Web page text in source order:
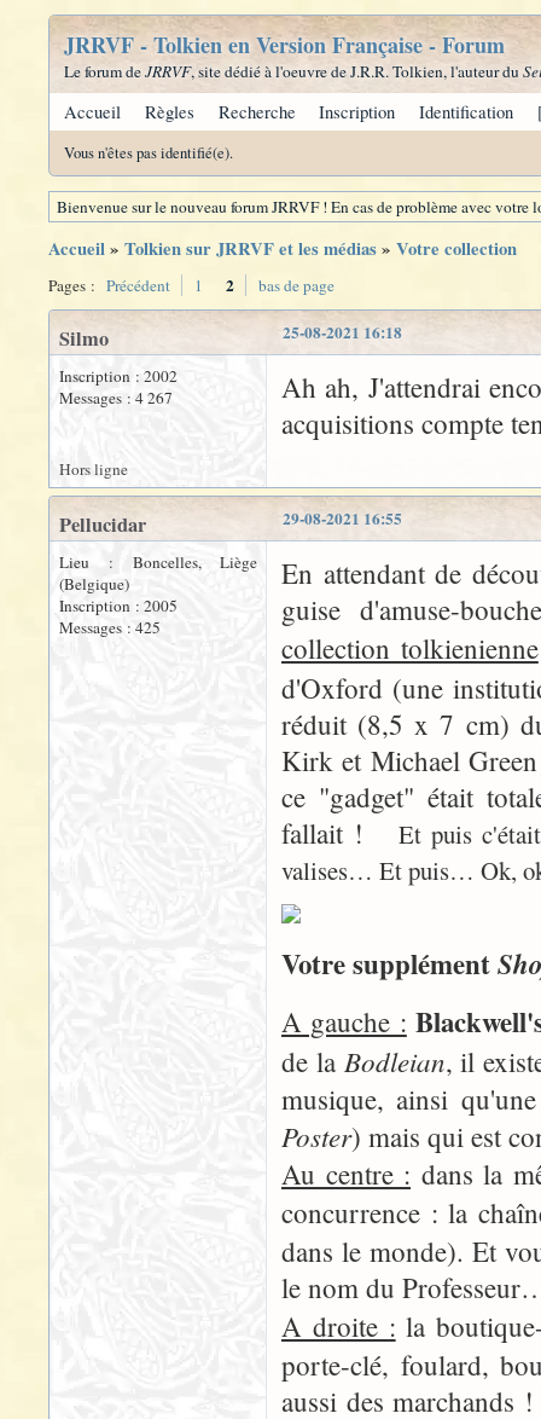
JRRVF - Tolkien en Version Française - Forum
Le forum deJRRVF, site dédié à l'oeuvre de J.R.R. Tolkien, l'auteur du
Accueil Règles Recherche Inscription Identification
Vous n'êtes pas identifié(e).
Bienvenue sur le nouveau forum JRRVF ! En cas de problème avec
Accueil» Tolkien sur JRRVF et les médias» Votre collection
Pages : Précédent 1 2 bas de page
25-08-2021 16:18
Silmo
Inscription : 2002
Messages : 4 267
Ah ah, J'attendrai
acquisitions compte
Hors ligne
29-08-2021 16:55
Pellucidar
Lieu : Boncelles, Liège
(Belgique)
Inscription : 2005
Messages : 425
En attendant de
guise d'amuse-
collection tolkienienne
d'Oxford (une
réduit (8,5 x 7 cm)
Kirk et Michael
ce "gadget" était
fallait !Et puis
valises… Et puis… Ok,
Votre supplément
A gauche :
de la Bodleian, il
musique, ainsi
Poster) mais qui est
Au centre : dans la
concurrence : la
dans le monde). Et
le nom du
A droite : la
porte-clé, foulard,
aussi des marchands